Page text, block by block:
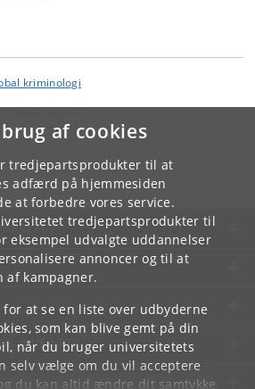
af cookies
tredjepartsprodukter til at
adfærd på hjemmesiden
at forbedre vores service.
tredjepartsprodukter til
eksempel udvalgte uddannelser
annoncer og til at
af kampagner.
for at se en liste over udbyderne
som kan blive gemt på din
når du bruger universitetets
selv vælge om du vil acceptere
du kan altid ændre dit samtykke
kriminologi
ANSATTE